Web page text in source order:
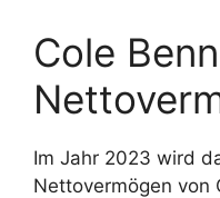
Cole
Im Jahr 2023 wird
Nettovermögen von